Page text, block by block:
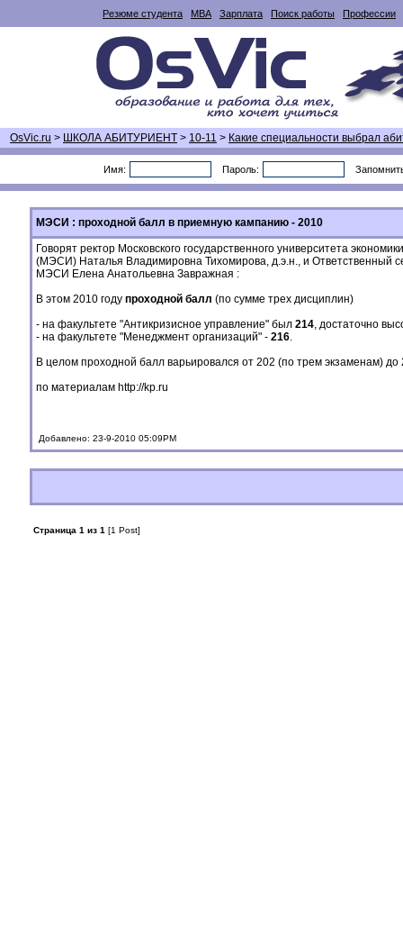
Резюме студента MBA Зарплата Поиск работы Профессии
OsVic.ru > ШКОЛА АБИТУРИЕНТ > 10-11 > Какие специальности выбрал
Имя: Пароль:
МЭСИ : проходной балл в приемную кампанию - 2010
Говорят ректор Московского государственного университета
(МЭСИ) Наталья Владимировна Тихомирова, д.э.н., и Ответственный
МЭСИ Елена Анатольевна Завражная :
В этом 2010 году проходной балл (по сумме трех дисциплин)
- на факультете "Антикризисное управление" был 214, достаточно
- на факультете "Менеджмент организаций" - 216.
В целом проходной балл варьировался от 202 (по трем экзаменам) до
по материалам http://kp.ru
Добавлено: 23-9-2010 05:09PM
Страница 1 из 1 [1 Post]